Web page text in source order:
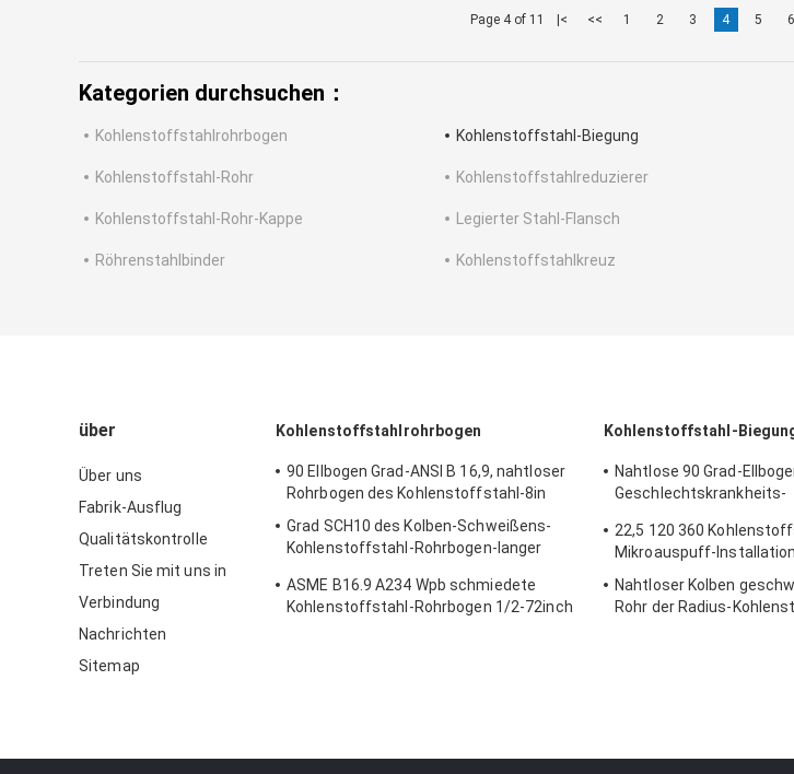
Page 4 of 11 |< << 1 2 3 4 5 6
Kategorien durchsuchen：
Kohlenstoffstahlrohrbogen Kohlenstoffstahl-Biegung
Kohlenstoffstahl-Rohr Kohlenstoffstahlreduzierer
Kohlenstoffstahl-Rohr-Kappe Legierter Stahl-Flansch
Röhrenstahlbinder Kohlenstoffstahlkreuz
über
Über uns
Fabrik-Ausflug
Qualitätskontrolle
Treten Sie mit uns in
Verbindung
Nachrichten
Sitemap
Kohlenstoffstahlrohrbogen
90 Ellbogen Grad-ANSI B 16,9, nahtloser
Rohrbogen des Kohlenstoffstahl-8in
Grad SCH10 des Kolben-Schweißens-
Kohlenstoffstahl-Rohrbogen-langer
ASME B16.9 A234 Wpb schmiedete
Kohlenstoffstahl-Rohrbogen 1/2-72inch
Kohlenstoffstahl-
Nahtlose 90 Grad-
Geschlechtskrankheits-
22,5 120 360
Mikroauspuff-
Nahtloser Kolben
Rohr der Radius-